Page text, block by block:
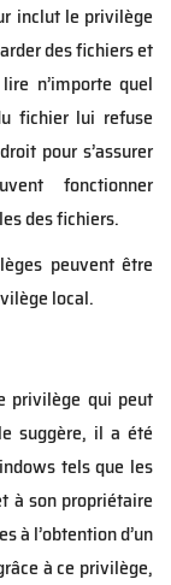
inclut le privilège
des fichiers et
n’importe quel
fichier lui refuse
pour s’assurer
fonctionner
des fichiers.
peuvent être
local.
privilège qui peut
suggère, il a été
tels que les
à son propriétaire
à l’obtention d’un
à ce privilège,